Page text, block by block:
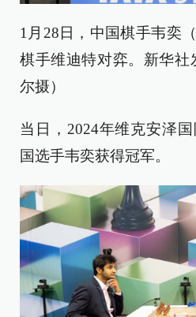
1月28日，中国棋手韦奕
棋手维迪特对弈。新华社
尔摄）
当日，2024年维克安泽
国选手韦奕获得冠军。